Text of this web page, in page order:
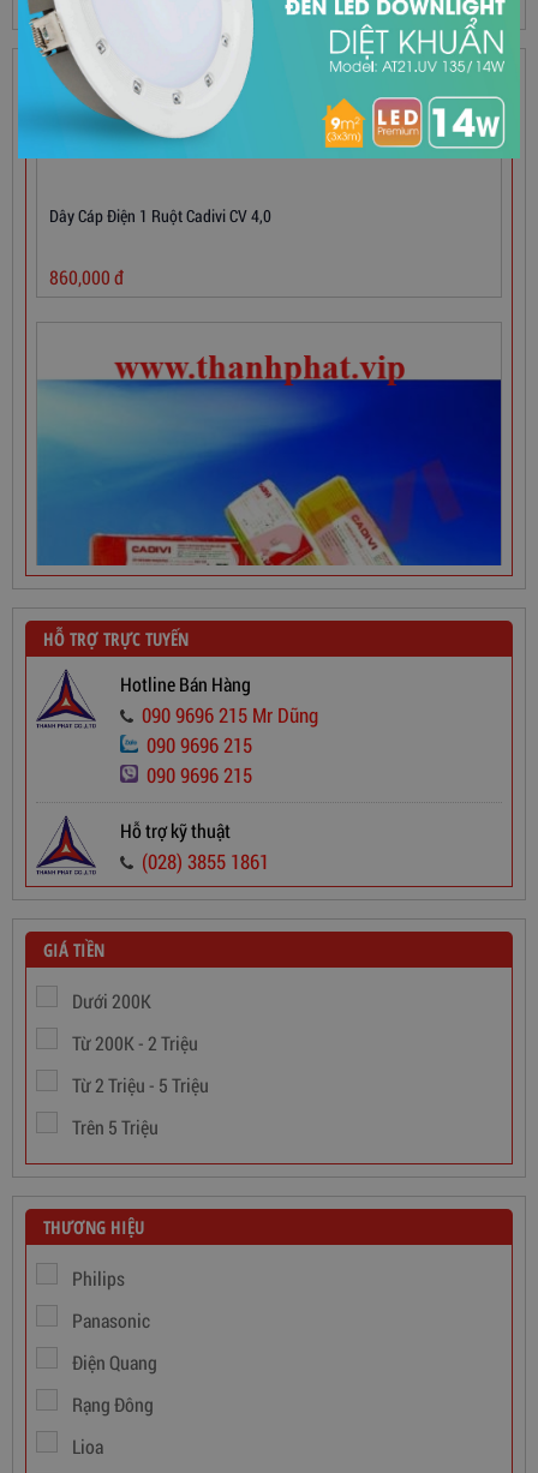
SẢN PHẨM HOT
Dây Cáp Điện 1 Ruột Cadivi CV 2,5
565,000 đ
Dây Cáp Điện 1 Ruột Cadivi CV 1,5
346,000
HỖ TRỢ TRỰC TUYẾN
Hotline Bán Hàng
090 9696 215 Mr Dũng
090 9696 215
090 9696 215
Hỗ trợ kỹ thuật
(028) 3855 1861
GIÁ TIỀN
Dưới 200K
Từ 200K - 2 Triệu
Từ 2 Triệu - 5 Triệu
Trên 5 Triệu
THƯƠNG HIỆU
Philips
Panasonic
Điện Quang
Rạng Đông
Lioa